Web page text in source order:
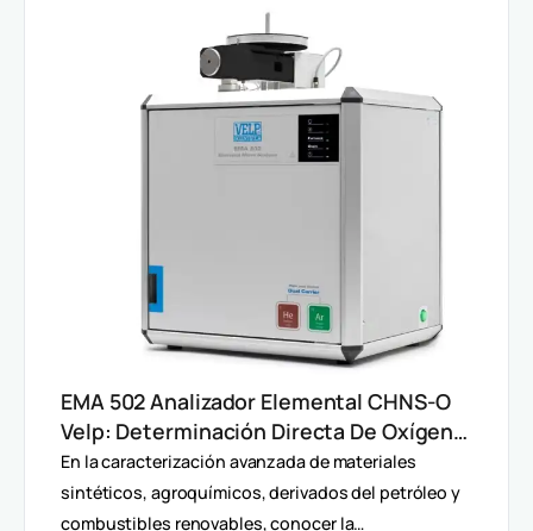
EMA 502 Analizador Elemental CHNS-O
Velp: Determinación Directa De Oxígeno
Y Análisis Multiparámetro
En la caracterización avanzada de materiales
sintéticos, agroquímicos, derivados del petróleo y
combustibles renovables, conocer la…